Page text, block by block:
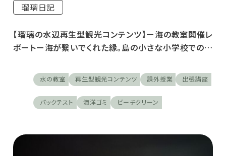
瑠璃日記
【瑠璃の水辺再生型観光コンテンツ】ー海の教室開催レ
ポートー海が繋いでくれた縁。島の小さな小学校での課
水の教室 再生型観光コンテンツ 課外授業 出張講座
パックテスト 海洋ゴミ ビーチクリーン